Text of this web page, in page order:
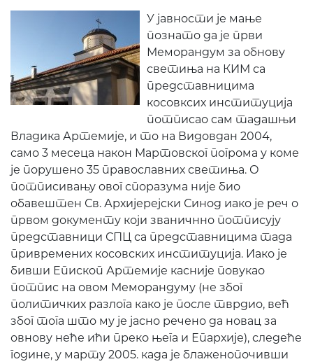
У јавности је мање
познато да је први
Меморандум за обнову
светиња на КИМ са
представницима
косовксих институција
потписао сам тадашњи
Владика Артемије, и то на Видовдан 2004,
само 3 месеца након Мартовског погрома у коме
је порушено 35 православних светиња. О
потписивању овог споразума није био
обавештен Св. Архијерејски Синод иако је реч о
првом документу који званичнно потписују
представници СПЦ са представницима тада
привремених косовских институција. Иако је
бивши Епископ Артемије касније повукао
потпис на овом Меморандуму (не због
политичких разлога како је после тврдио, већ
због тога што му је јасно речено да новац за
овнову неће ићи преко њега и Епархије), следеће
године, у марту 2005. када је блаженопочивши